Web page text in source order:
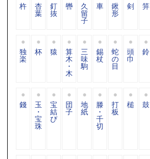
杵 杏
葉
釘
抜
轡 久
留
子
車 鍬
形
剣 笄
独
楽
杯 猿 算
木
・
木
三
味
駒
錫
杖
蛇
の
目
頭
巾
鈴
錢 玉
・
宝
珠
宝
結
び
団
子
地
紙
滕
・
千
切
打
板
槌 鼓